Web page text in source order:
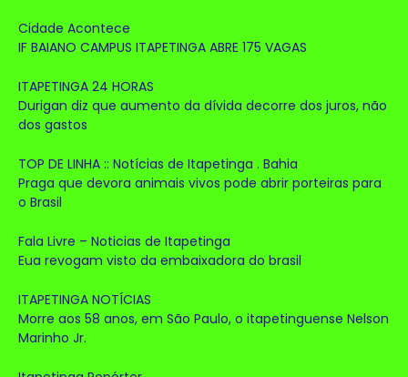
Cidade Acontece
IF BAIANO CAMPUS ITAPETINGA ABRE 175 VAGAS
ITAPETINGA 24 HORAS
Durigan diz que aumento da dívida decorre dos juros, não
dos gastos
TOP DE LINHA :: Notícias de Itapetinga . Bahia
Praga que devora animais vivos pode abrir porteiras para
o Brasil
Fala Livre – Noticias de Itapetinga
Eua revogam visto da embaixadora do brasil
ITAPETINGA NOTÍCIAS
Morre aos 58 anos, em São Paulo, o itapetinguense Nelson
Marinho Jr.